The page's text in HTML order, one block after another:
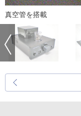
真空管を搭載